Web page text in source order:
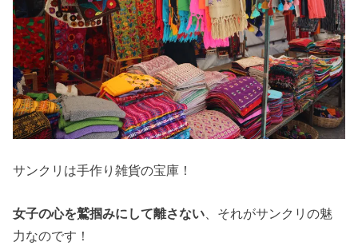
サンクリは手作り雑貨の宝庫！
女子の心を鷲掴みにして離さない 、それがサンクリの魅
力なのです！